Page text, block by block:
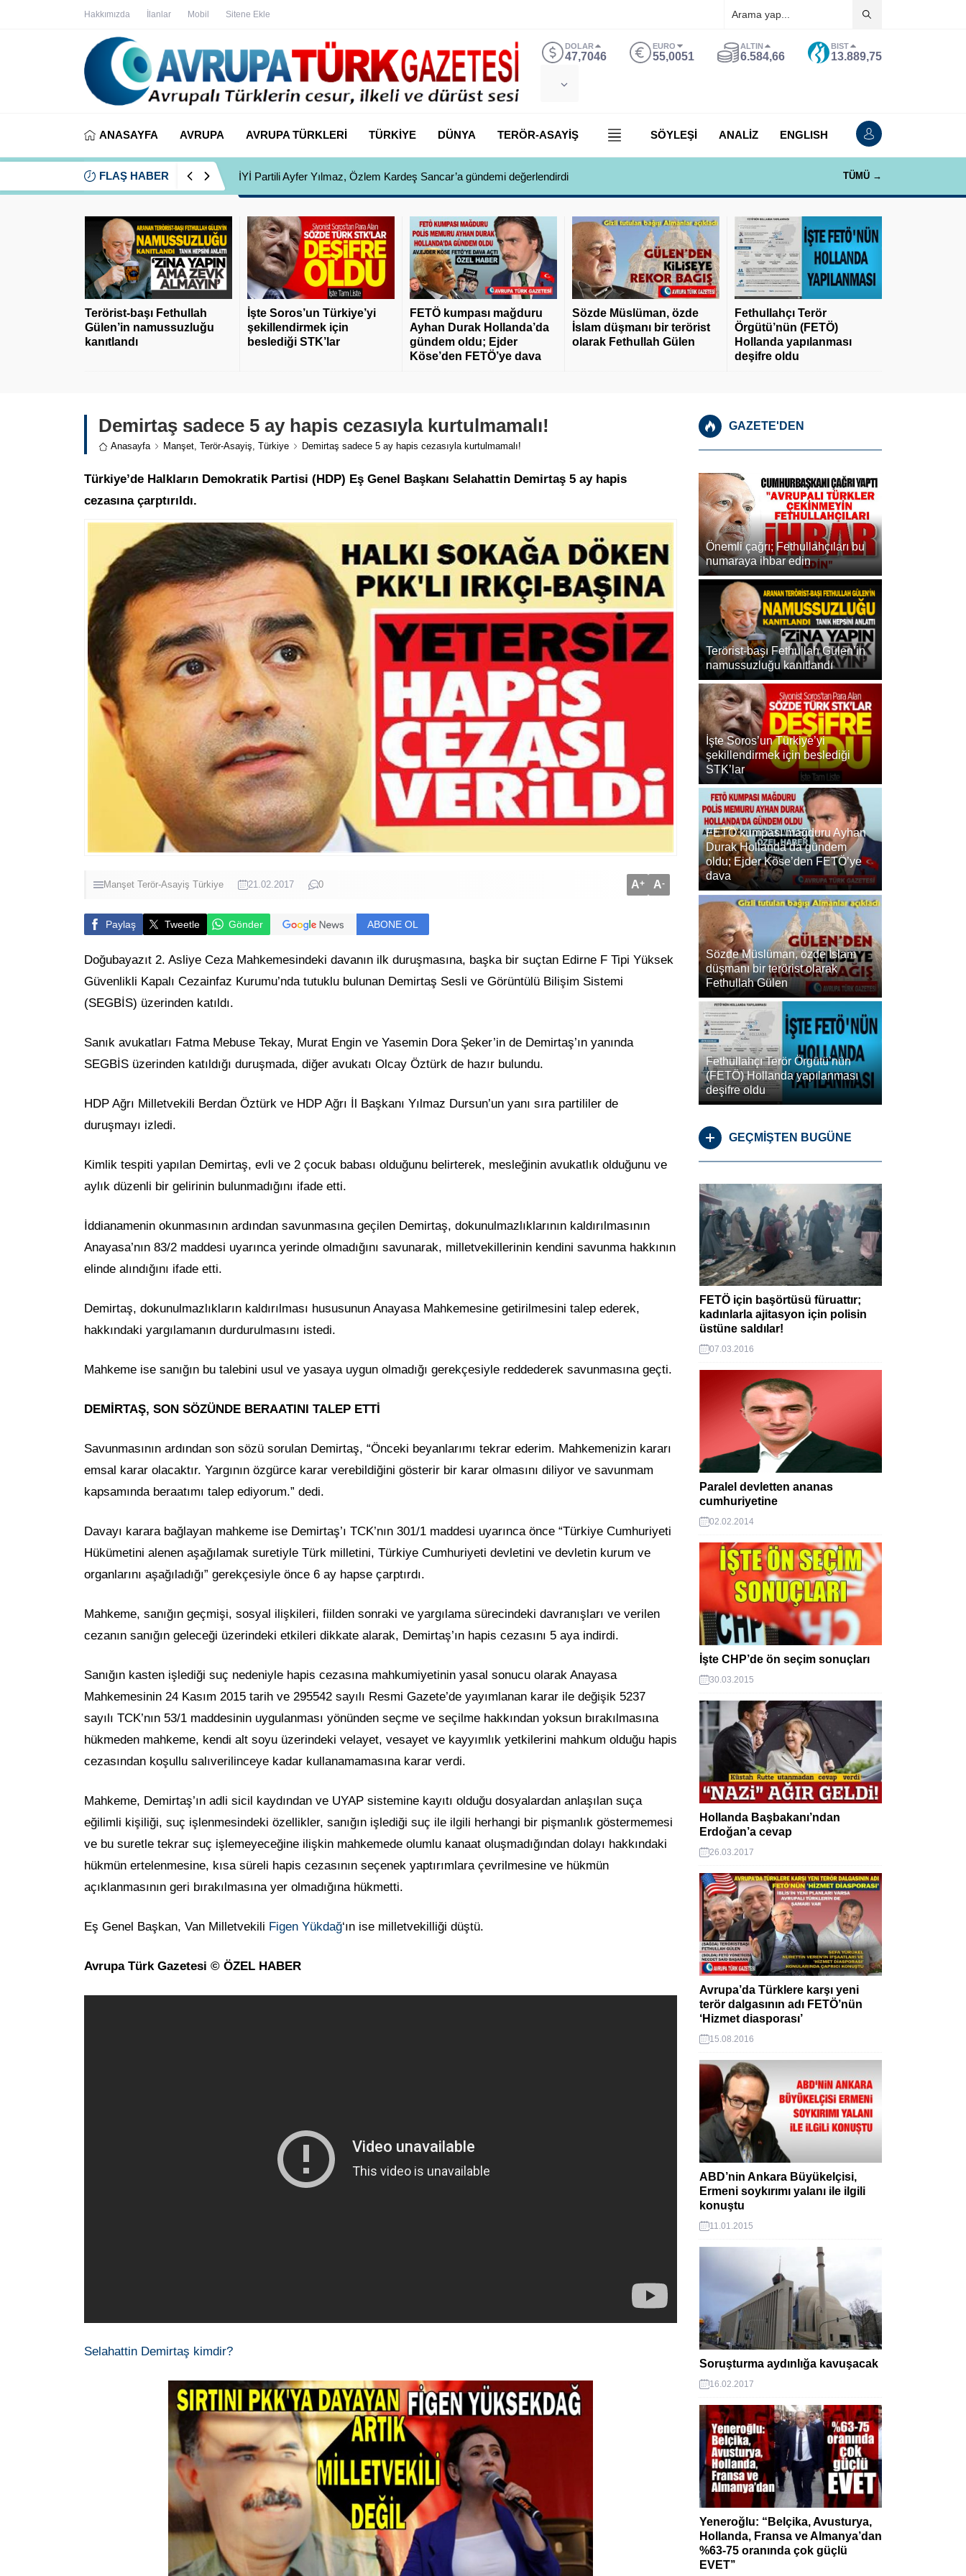
Hakkımızda İlanlar Mobil Sitene Ekle
DOLAR
47,7046
EURO
55,0051
ALTIN
6.584,66
BIST
13.889,75
ANASAYFA AVRUPA AVRUPA TÜRKLERİ TÜRKİYE DÜNYA TERÖR-ASAYİŞ SÖYLEŞİ ANALİZ ENGLISH
FLAŞ HABER İYİ Partili Ayfer Yılmaz, Özlem Kardeş Sancar’a gündemi değerlendirdi TÜMÜ →
Terörist-başı Fethullah
Gülen’in namussuzluğu
kanıtlandı
İşte Soros’un Türkiye’yi
şekillendirmek için
beslediği STK’lar
FETÖ kumpası mağduru
Ayhan Durak Hollanda’da
gündem oldu; Ejder
Köse’den FETÖ’ye dava
Sözde Müslüman, özde
İslam düşmanı bir terörist
olarak Fethullah Gülen
Fethullahçı Terör
Örgütü’nün (FETÖ)
Hollanda yapılanması
deşifre oldu
Demirtaş sadece 5 ay hapis cezasıyla kurtulmamalı!
Anasayfa Manşet, Terör-Asayiş, Türkiye Demirtaş sadece 5 ay hapis cezasıyla kurtulmamalı!
Türkiye’de Halkların Demokratik Partisi (HDP) Eş Genel Başkanı Selahattin Demirtaş 5 ay hapis
cezasına çarptırıldı.
Manşet Terör-Asayiş Türkiye 21.02.2017 0 A+ A-
Paylaş Tweetle Gönder ABONE OL
Doğubayazıt 2. Asliye Ceza Mahkemesindeki davanın ilk duruşmasına, başka bir suçtan Edirne F Tipi Yüksek
Güvenlikli Kapalı Cezainfaz Kurumu’nda tutuklu bulunan Demirtaş Sesli ve Görüntülü Bilişim Sistemi
(SEGBİS) üzerinden katıldı.
Sanık avukatları Fatma Mebuse Tekay, Murat Engin ve Yasemin Dora Şeker’in de Demirtaş’ın yanında
SEGBİS üzerinden katıldığı duruşmada, diğer avukatı Olcay Öztürk de hazır bulundu.
HDP Ağrı Milletvekili Berdan Öztürk ve HDP Ağrı İl Başkanı Yılmaz Dursun’un yanı sıra partililer de
duruşmayı izledi.
Kimlik tespiti yapılan Demirtaş, evli ve 2 çocuk babası olduğunu belirterek, mesleğinin avukatlık olduğunu ve
aylık düzenli bir gelirinin bulunmadığını ifade etti.
İddianamenin okunmasının ardından savunmasına geçilen Demirtaş, dokunulmazlıklarının kaldırılmasının
Anayasa’nın 83/2 maddesi uyarınca yerinde olmadığını savunarak, milletvekillerinin kendini savunma hakkının
elinde alındığını ifade etti.
Demirtaş, dokunulmazlıkların kaldırılması hususunun Anayasa Mahkemesine getirilmesini talep ederek,
hakkındaki yargılamanın durdurulmasını istedi.
Mahkeme ise sanığın bu talebini usul ve yasaya uygun olmadığı gerekçesiyle reddederek savunmasına geçti.
DEMİRTAŞ, SON SÖZÜNDE BERAATINI TALEP ETTİ
Savunmasının ardından son sözü sorulan Demirtaş, “Önceki beyanlarımı tekrar ederim. Mahkemenizin kararı
emsal karar olacaktır. Yargının özgürce karar verebildiğini gösterir bir karar olmasını diliyor ve savunmam
kapsamında beraatımı talep ediyorum.” dedi.
Davayı karara bağlayan mahkeme ise Demirtaş’ı TCK’nın 301/1 maddesi uyarınca önce “Türkiye Cumhuriyeti
Hükümetini alenen aşağılamak suretiyle Türk milletini, Türkiye Cumhuriyeti devletini ve devletin kurum ve
organlarını aşağıladığı” gerekçesiyle önce 6 ay hapse çarptırdı.
Mahkeme, sanığın geçmişi, sosyal ilişkileri, fiilden sonraki ve yargılama sürecindeki davranışları ve verilen
cezanın sanığın geleceği üzerindeki etkileri dikkate alarak, Demirtaş’ın hapis cezasını 5 aya indirdi.
Sanığın kasten işlediği suç nedeniyle hapis cezasına mahkumiyetinin yasal sonucu olarak Anayasa
Mahkemesinin 24 Kasım 2015 tarih ve 295542 sayılı Resmi Gazete’de yayımlanan karar ile değişik 5237
sayılı TCK’nın 53/1 maddesinin uygulanması yönünden seçme ve seçilme hakkından yoksun bırakılmasına
hükmeden mahkeme, kendi alt soyu üzerindeki velayet, vesayet ve kayyımlık yetkilerini mahkum olduğu hapis
cezasından koşullu salıverilinceye kadar kullanamamasına karar verdi.
Mahkeme, Demirtaş’ın adli sicil kaydından ve UYAP sistemine kayıtı olduğu dosyalardan anlaşılan suça
eğilimli kişiliği, suç işlenmesindeki özellikler, sanığın işlediği suç ile ilgili herhangi bir pişmanlık göstermemesi
ve bu suretle tekrar suç işlemeyeceğine ilişkin mahkemede olumlu kanaat oluşmadığından dolayı hakkındaki
hükmün ertelenmesine, kısa süreli hapis cezasının seçenek yaptırımlara çevrilmesine ve hükmün
açıklanmasının geri bırakılmasına yer olmadığına hükmetti.
Eş Genel Başkan, Van Milletvekili Figen Yükdağ‘ın ise milletvekilliği düştü.
Avrupa Türk Gazetesi © ÖZEL HABER
Selahattin Demirtaş kimdir?
GAZETE'DEN
Önemli çağrı; Fethullahçıları bu
numaraya ihbar edin
Terörist-başı Fethullah Gülen’in
namussuzluğu kanıtlandı
İşte Soros’un Türkiye’yi
şekillendirmek için beslediği
STK’lar
FETÖ kumpası mağduru Ayhan
Durak Hollanda’da gündem
oldu; Ejder Köse’den FETÖ’ye
dava
Sözde Müslüman, özde İslam
düşmanı bir terörist olarak
Fethullah Gülen
Fethullahçı Terör Örgütü’nün
(FETÖ) Hollanda yapılanması
deşifre oldu
GEÇMİŞTEN BUGÜNE
FETÖ için başörtüsü füruattır;
kadınlarla ajitasyon için polisin
üstüne saldılar!
07.03.2016
Paralel devletten ananas
cumhuriyetine
02.02.2014
İşte CHP’de ön seçim sonuçları
30.03.2015
Hollanda Başbakanı’ndan
Erdoğan’a cevap
26.03.2017
Avrupa’da Türklere karşı yeni
terör dalgasının adı FETÖ’nün
‘Hizmet diasporası’
15.08.2016
ABD’nin Ankara Büyükelçisi,
Ermeni soykırımı yalanı ile ilgili
konuştu
11.01.2015
Soruşturma aydınlığa kavuşacak
16.02.2017
Yeneroğlu: “Belçika, Avusturya,
Hollanda, Fransa ve Almanya’dan
%63-75 oranında çok güçlü
EVET’’